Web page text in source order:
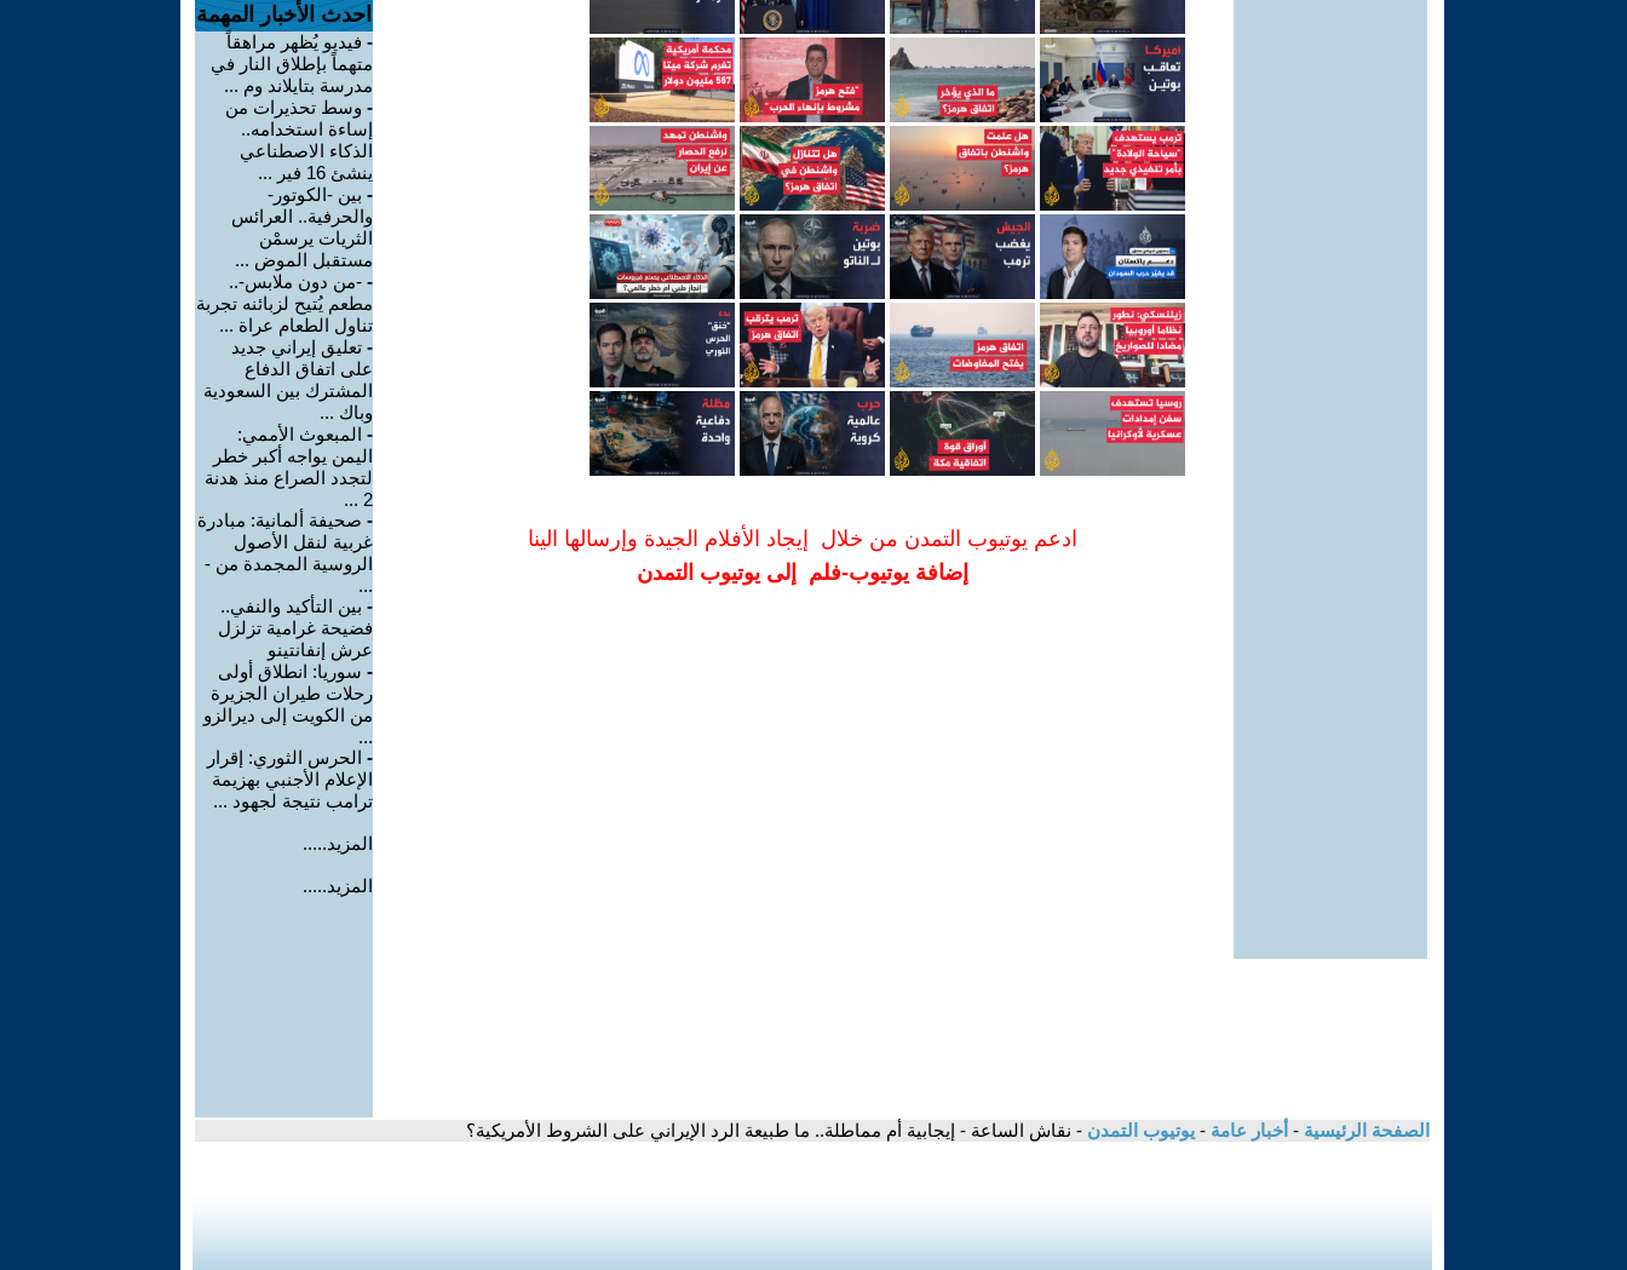
ادعم يوتيوب التمدن من خلال إيجاد الأفلام الجيدة وإرسالها الينا
إضافة يوتيوب-فلم إلى يوتيوب التمدن
احدث الأخبار المهمة
- فيديو يُظهر مراهقاً
متهماً بإطلاق النار في
مدرسة بتايلاند وم ...
- وسط تحذيرات من
إساءة استخدامه..
الذكاء الاصطناعي
ينشئ 16 فير ...
- بين -الكوتور-
والحرفية.. العرائس
الثريات يرسمْن
مستقبل الموض ...
- -من دون ملابس-..
مطعم يُتيح لزبائنه تجربة
تناول الطعام عراة ...
- تعليق إيراني جديد
على اتفاق الدفاع
المشترك بين السعودية
وباك ...
- المبعوث الأممي:
اليمن يواجه أكبر خطر
لتجدد الصراع منذ هدنة
2 ...
- صحيفة ألمانية: مبادرة
غربية لنقل الأصول
الروسية المجمدة من -
...
- بين التأكيد والنفي..
فضيحة غرامية تزلزل
عرش إنفانتينو
- سوريا: انطلاق أولى
رحلات طيران الجزيرة
من الكويت إلى ديرالزو
...
- الحرس الثوري: إقرار
الإعلام الأجنبي بهزيمة
ترامب نتيجة لجهود ...
المزيد.....
المزيد.....
الصفحة الرئيسية - أخبار عامة - يوتيوب التمدن - نقاش الساعة - إيجابية أم مماطلة.. ما طبيعة الرد الإيراني على الشروط الأمريكية؟